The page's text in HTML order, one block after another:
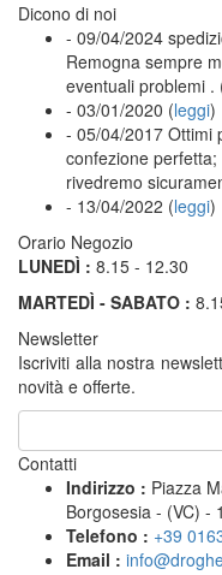
Dicono di noi
- 09/04/2024
Remogna sempre
eventuali problemi .
- 03/01/2020 (leggi)
- 05/04/2017 Ottimi
confezione
rivedremo
- 13/04/2022 (leggi)
Orario Negozio
LUNEDÌ : 8.15 - 12.30
MARTEDÌ - SABATO :
Newsletter
Iscriviti alla nostra
novità e offerte.
Contatti
Indirizzo : Piazza
Borgosesia - (VC) -
Telefono : +39
Email :